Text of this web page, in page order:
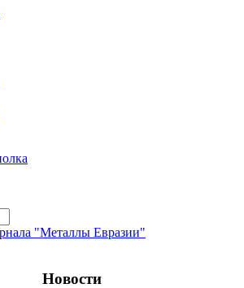
"Металлы Евразии"
Новости